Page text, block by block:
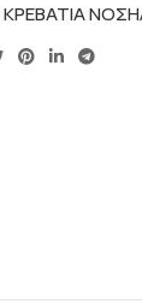
ΚΡΕΒΑΤΙΑ